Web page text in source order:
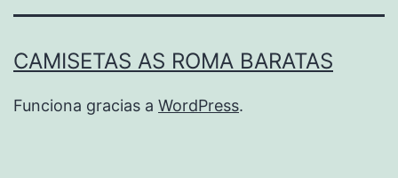
CAMISETAS AS ROMA BARATAS
Funciona gracias a WordPress.